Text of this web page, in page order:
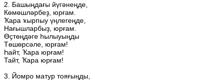
2.
Башыңдағы йүгәнеңде,
Көмөшләрбеҙ, юрғам.
Ҡара ҡырпыу үңлегеңде,
Нағышларбыҙ, юрғам.
Өҫтөңдәге һылыуыңды
Төшөрсәле, юрғам!
Һайт, Ҡара юрғам!
Тайт, Ҡара юрғам!
3.
Йомро матур тояғыңды,